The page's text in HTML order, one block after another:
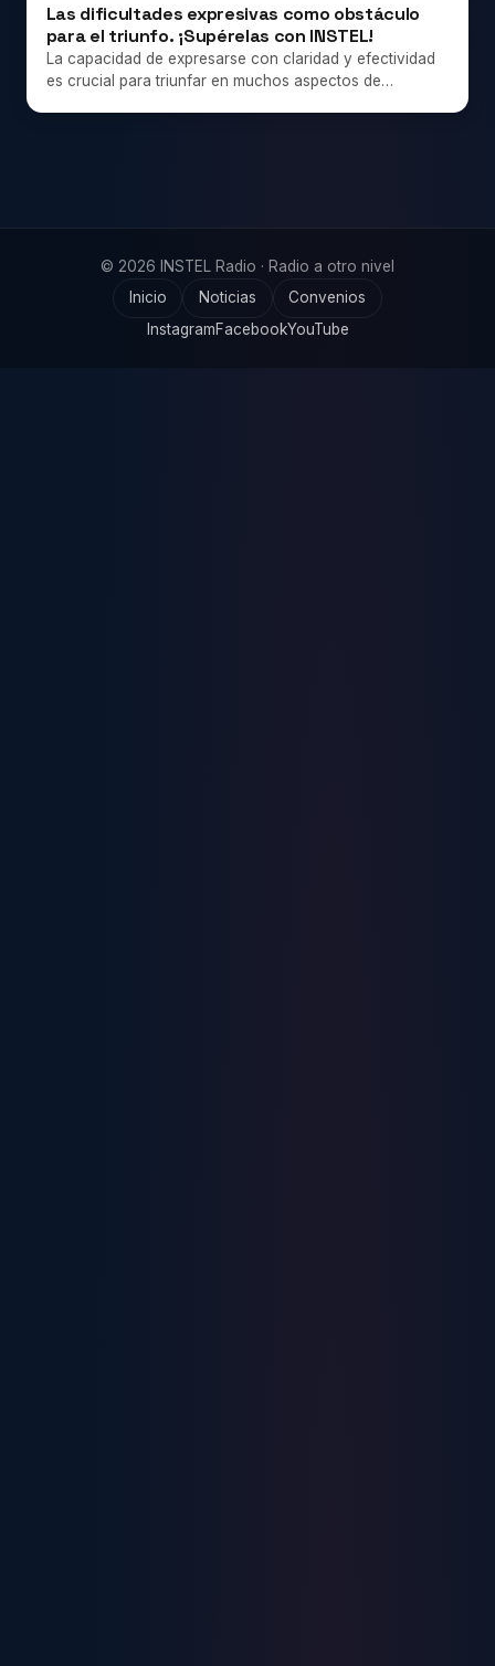
Las dificultades expresivas como obstáculo
para el triunfo. ¡Supérelas con INSTEL!
La capacidad de expresarse con claridad y efectividad
es crucial para triunfar en muchos aspectos de…
© 2026 INSTEL Radio · Radio a otro nivel
Inicio
Noticias
Convenios
InstagramFacebookYouTube